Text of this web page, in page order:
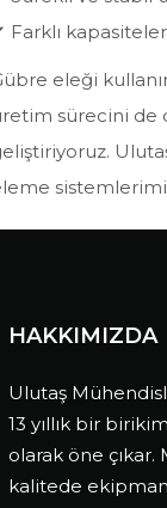
Farklı
eleği
sürecini de
HAKKIMIZDA
Ulutaş
13 yıllık bir
olarak öne
kalitede